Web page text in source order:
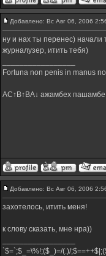
Добавлено: Вс Авг 06, 2006
ну и нах ты перенес)
журналузер, итить тебя)
Fortuna non penis in manus
AC↑B↑BA↓ ажамбех
Добавлено: Вс Авг 06, 2006
захотелось, итить меня!
к слову сказать, мне нра))
`$=`;$_=\%!;($_)=/(.)/